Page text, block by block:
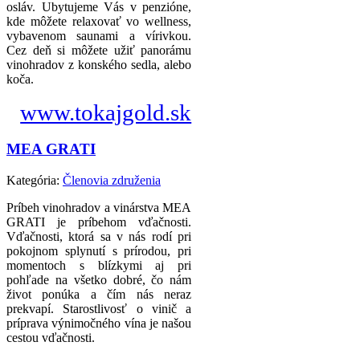
osláv. Ubytujeme Vás v penzióne,
kde môžete relaxovať vo wellness,
vybavenom saunami a vírivkou.
Cez deň si môžete užiť panorámu
vinohradov z konského sedla, alebo
koča.
www.tokajgold.sk
MEA GRATI
Kategória: Členovia združenia
Príbeh vinohradov a vinárstva MEA
GRATI je príbehom vďačnosti.
Vďačnosti, ktorá sa v nás rodí pri
pokojnom splynutí s prírodou, pri
momentoch s blízkymi aj pri
pohľade na všetko dobré, čo nám
život ponúka a čím nás neraz
prekvapí. Starostlivosť o vinič a
príprava výnimočného vína je našou
cestou vďačnosti.